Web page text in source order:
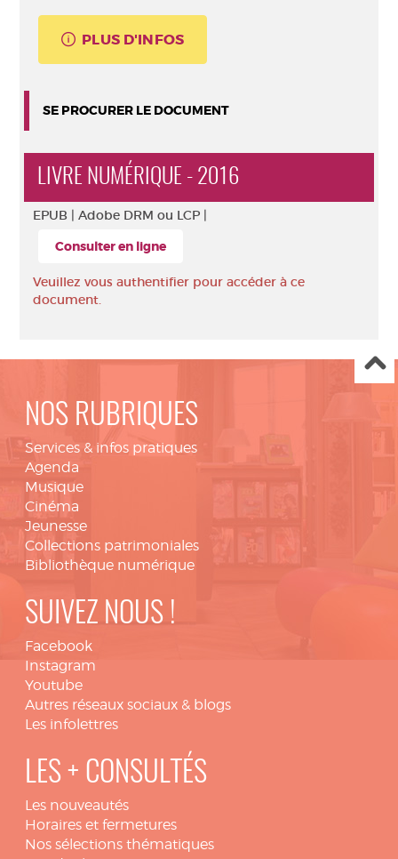
PLUS D'INFOS
SE PROCURER LE DOCUMENT
LIVRE NUMÉRIQUE - 2016
EPUB | Adobe DRM ou LCP |
Consulter en ligne
Veuillez vous authentifier pour accéder à ce
document.
NOS RUBRIQUES
Services & infos pratiques
Agenda
Musique
Cinéma
Jeunesse
Collections patrimoniales
Bibliothèque numérique
SUIVEZ NOUS !
Facebook
Instagram
Youtube
Autres réseaux sociaux & blogs
Les infolettres
LES + CONSULTÉS
Les nouveautés
Horaires et fermetures
Nos sélections thématiques